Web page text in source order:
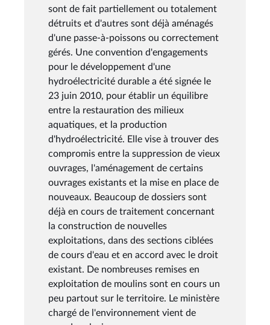
sont de fait partiellement ou totalement
détruits et d'autres sont déjà aménagés
d'une passe-à-poissons ou correctement
gérés. Une convention d'engagements
pour le développement d'une
hydroélectricité durable a été signée le
23 juin 2010, pour établir un équilibre
entre la restauration des milieux
aquatiques, et la production
d'hydroélectricité. Elle vise à trouver des
compromis entre la suppression de vieux
ouvrages, l'aménagement de certains
ouvrages existants et la mise en place de
nouveaux. Beaucoup de dossiers sont
déjà en cours de traitement concernant
la construction de nouvelles
exploitations, dans des sections ciblées
de cours d'eau et en accord avec le droit
existant. De nombreuses remises en
exploitation de moulins sont en cours un
peu partout sur le territoire. Le ministère
chargé de l'environnement vient de